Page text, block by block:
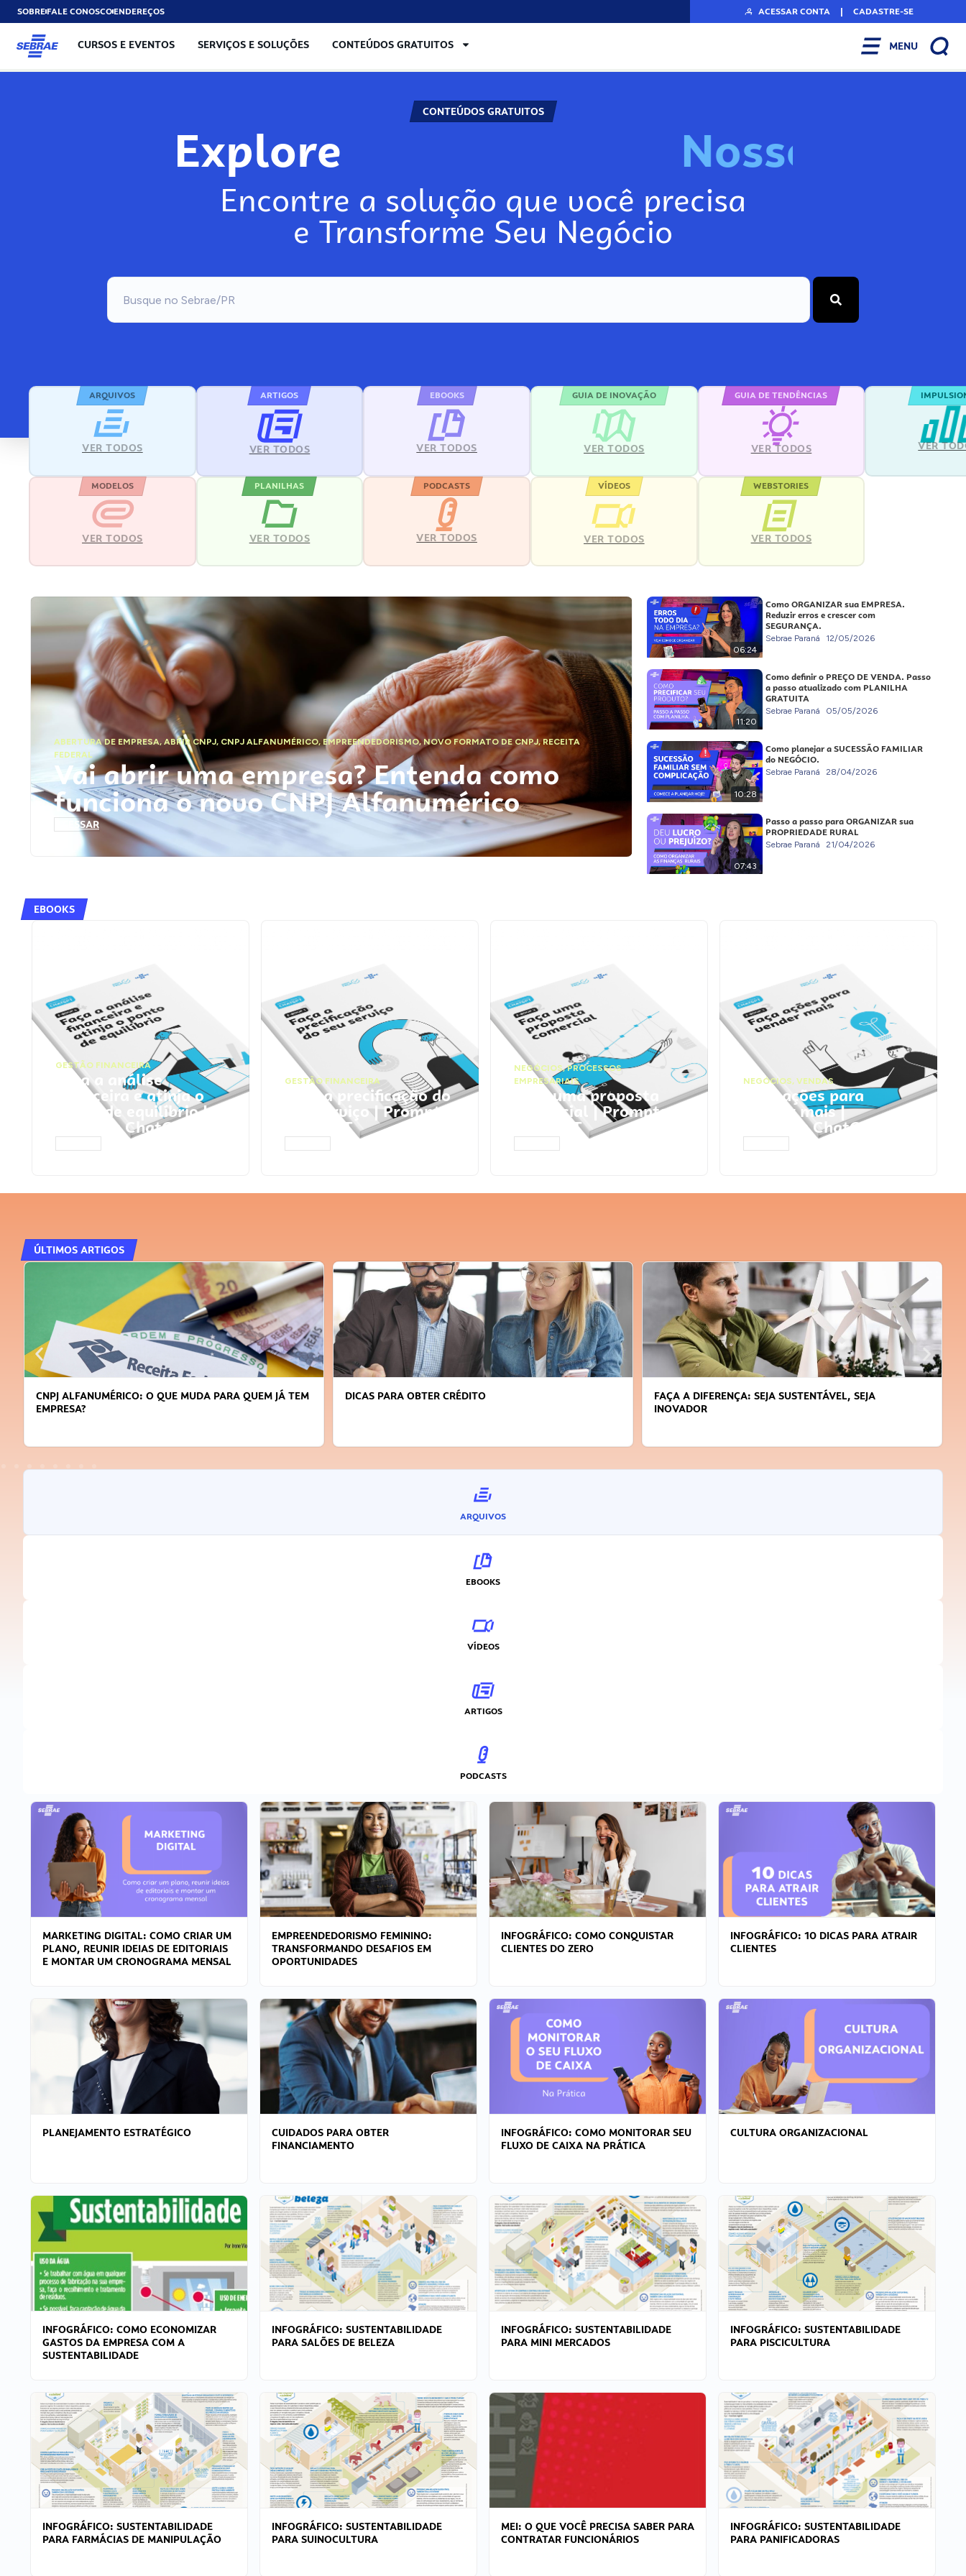
SOBREFALE CONOSCOENDEREÇOS ACESSAR CONTA | CADASTRE-SE
CURSOS E EVENTOS SERVIÇOS E SOLUÇÕES CONTEÚDOS GRATUITOS MENU
CONTEÚDOS GRATUITOS
Explore Nosso
Encontre a solução que você precisa
e Transforme Seu Negócio
ARQUIVOS
VER TODOS
ARTIGOS
VER TODOS
EBOOKS
VER TODOS
GUIA DE INOVAÇÃO
VER TODOS
GUIA DE TENDÊNCIAS
VER TODOS VER
MODELOS
VER TODOS
PLANILHAS
VER TODOS
PODCASTS
VER TODOS
VÍDEOS
VER TODOS
WEBSTORIES
VER TODOS
ABERTURA DE EMPRESA,ABRIR CNPJ, CNPJ ALFANUMÉRICO, EMPREENDEDORISMO,NOVO FORMATO DE CNPJ,RECEITA
FEDERAL
Vai abrir uma empresa? Entenda como
funciona o novo CNPJ Alfanumérico
ACESSAR
06:24
Como ORGANIZAR sua EMPRESA.
Reduzir erros e crescer com
SEGURANÇA.
Sebrae Paraná 12/05/2026
11:20
Como definir o PREÇO DE VENDA. Passo
a passo atualizado com PLANILHA
GRATUITA
Sebrae Paraná 05/05/2026
10:28
Como planejar a SUCESSÃO FAMILIAR
do NEGÓCIO.
Sebrae Paraná 28/04/2026
07:43
Passo a passo para ORGANIZAR sua
PROPRIEDADE RURAL
Sebrae Paraná 21/04/2026
EBOOKS
GESTÃO FINANCEIRA
Faça a análise
financeira e atinja o
ponto de equilíbrio |
Prompts ChatGPT
GESTÃO FINANCEIRA
Faça a precificação do
seu serviço | Prompts
ChatGPT
NEGÓCIOS,PROCESSOS
EMPRESARIAIS
Faça uma proposta
comercial | Prompts
ChatGPT
NEGÓCIOS, VENDAS
Faça ações para
vender mais |
Prompts ChatGPT
ÚLTIMOS ARTIGOS
CNPJ ALFANUMÉRICO: O QUE MUDA PARA QUEM JÁ TEM
EMPRESA?
DICAS PARA OBTER CRÉDITO
FAÇA A DIFERENÇA: SEJA SUSTENTÁVEL, SEJA
INOVADOR
ARQUIVOS
EBOOKS
VÍDEOS
ARTIGOS
PODCASTS
MARKETING DIGITAL: COMO CRIAR UM
PLANO, REUNIR IDEIAS DE EDITORIAIS
E MONTAR UM CRONOGRAMA MENSAL
EMPREENDEDORISMO FEMININO:
TRANSFORMANDO DESAFIOS EM
OPORTUNIDADES
INFOGRÁFICO: COMO CONQUISTAR
CLIENTES DO ZERO
INFOGRÁFICO: 10 DICAS PARA ATRAIR
CLIENTES
PLANEJAMENTO ESTRATÉGICO
CUIDADOS PARA OBTER
FINANCIAMENTO
INFOGRÁFICO: COMO MONITORAR SEU
FLUXO DE CAIXA NA PRÁTICA
CULTURA ORGANIZACIONAL
INFOGRÁFICO: COMO ECONOMIZAR
GASTOS DA EMPRESA COM A
SUSTENTABILIDADE
INFOGRÁFICO: SUSTENTABILIDADE
PARA SALÕES DE BELEZA
INFOGRÁFICO: SUSTENTABILIDADE
PARA MINI MERCADOS
INFOGRÁFICO: SUSTENTABILIDADE
PARA PISCICULTURA
INFOGRÁFICO: SUSTENTABILIDADE
PARA FARMÁCIAS DE MANIPULAÇÃO
INFOGRÁFICO: SUSTENTABILIDADE
PARA SUINOCULTURA
MEI: O QUE VOCÊ PRECISA SABER PARA
CONTRATAR FUNCIONÁRIOS
INFOGRÁFICO: SUSTENTABILIDADE
PARA PANIFICADORAS